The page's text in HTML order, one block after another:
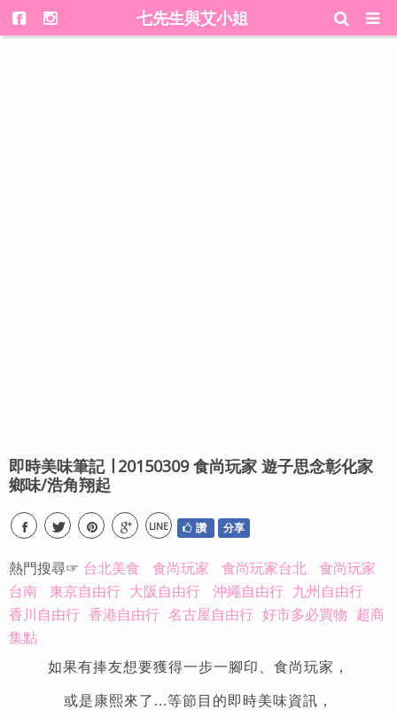
七先生與艾小姐
即時美味筆記 ∣ 20150309 食尚玩家 遊子思念彰化家
鄉味/浩角翔起
LINE 讚 分享
熱門搜尋☞ 台北美食 食尚玩家 食尚玩家台北
食尚玩家
台南
東京自由行 大阪自由行 沖繩自由行 九州自由行
香川自由行 香港自由行 名古屋自由行 好市多必買物 超商
集點
如果有捧友想要獲得一步一腳印、食尚玩家，
或是康熙來了...等節目的即時美味資訊，